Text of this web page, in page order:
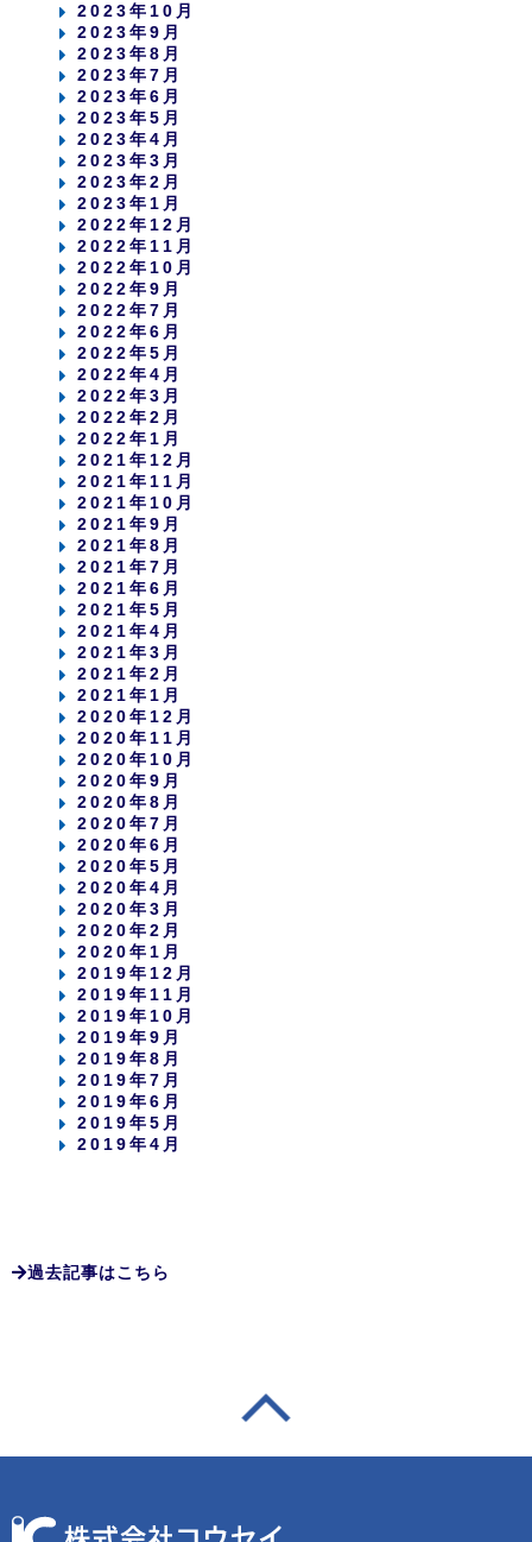
2023年10月
2023年9月
2023年8月
2023年7月
2023年6月
2023年5月
2023年4月
2023年3月
2023年2月
2023年1月
2022年12月
2022年11月
2022年10月
2022年9月
2022年7月
2022年6月
2022年5月
2022年4月
2022年3月
2022年2月
2022年1月
2021年12月
2021年11月
2021年10月
2021年9月
2021年8月
2021年7月
2021年6月
2021年5月
2021年4月
2021年3月
2021年2月
2021年1月
2020年12月
2020年11月
2020年10月
2020年9月
2020年8月
2020年7月
2020年6月
2020年5月
2020年4月
2020年3月
2020年2月
2020年1月
2019年12月
2019年11月
2019年10月
2019年9月
2019年8月
2019年7月
2019年6月
2019年5月
2019年4月
過去記事はこちら